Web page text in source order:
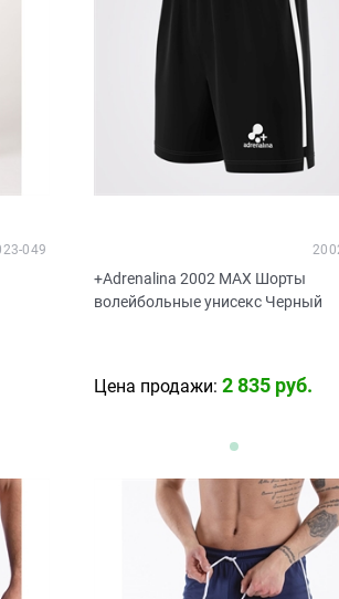
049
+Adrenalina 2002 MAX Шорты
волейбольные унисекс Черный
Цена продажи: 2 835 руб.